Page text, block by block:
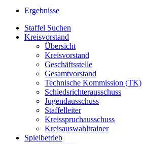
Ergebnisse
Staffel Suchen
Kreisvorstand
Übersicht
Kreisvorstand
Geschäftsstelle
Gesamtvorstand
Technische Kommission (TK)
Schiedsrichterausschuss
Jugendausschuss
Staffelleiter
Kreisspruchausschuss
Kreisauswahltrainer
Spielbetrieb